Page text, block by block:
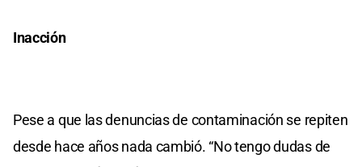
Inacción
Pese a que las denuncias de contaminación se repiten
desde hace años nada cambió. “No tengo dudas de